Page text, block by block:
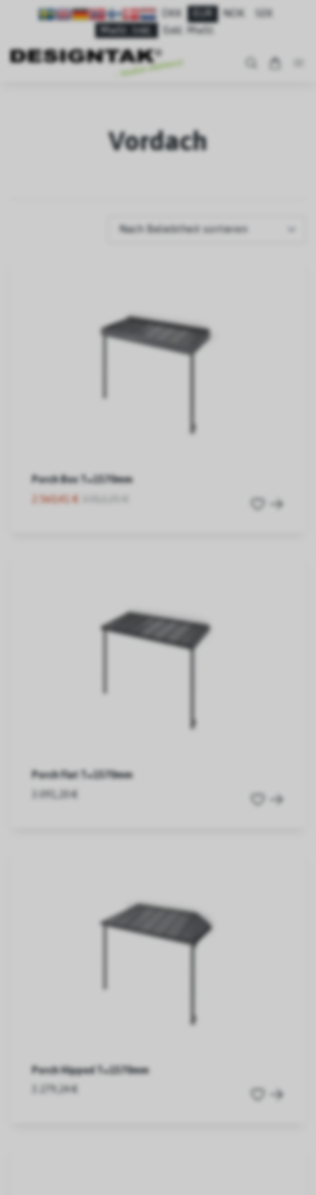
DKK NOK
SEK
MwSt. Inkl.
Exkl. MwSt.
Vordach
Porch Box T=1570mm
2.560,41 €
Porch Flat T=1570mm
3.091,20 €
Porch Hipped T=1570mm
3.279,24 €